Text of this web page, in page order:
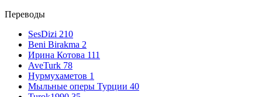
Переводы
SesDizi 210
Beni Birakma 2
Ирина Котова 111
AveTurk 78
Нурмухаметов 1
Мыльные оперы Турции 40